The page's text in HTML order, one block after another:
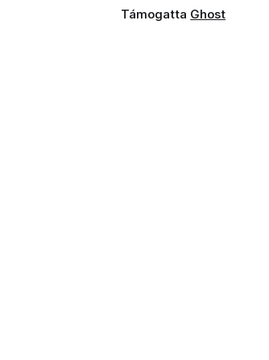
Támogatta Ghost